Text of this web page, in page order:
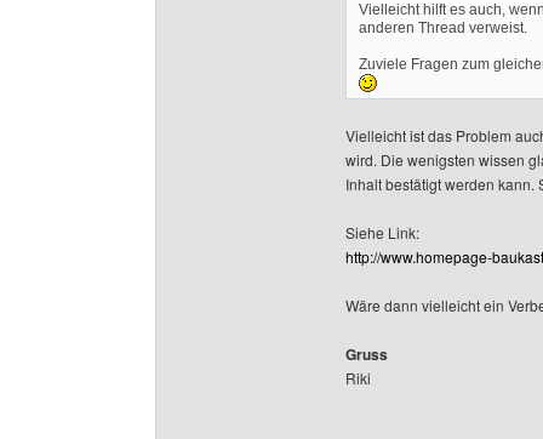
Vielleicht hilft es auch,
anderen Thread verweist.
Zuviele Fragen zum
Vielleicht ist das Problem
wird. Die wenigsten wissen
Inhalt bestätigt werden
Siehe Link:
http://www.homepage-
Wäre dann vielleicht ein
Gruss
Riki